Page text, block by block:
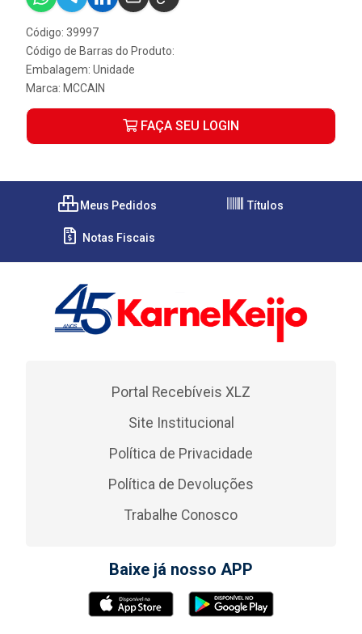
Código: 39997
Código de Barras do Produto:
Embalagem: Unidade
Marca: MCCAIN
FAÇA SEU LOGIN
Meus Pedidos Títulos
Notas Fiscais
Portal Recebíveis XLZ
Site Institucional
Política de Privacidade
Política de Devoluções
Trabalhe Conosco
Baixe já nosso APP